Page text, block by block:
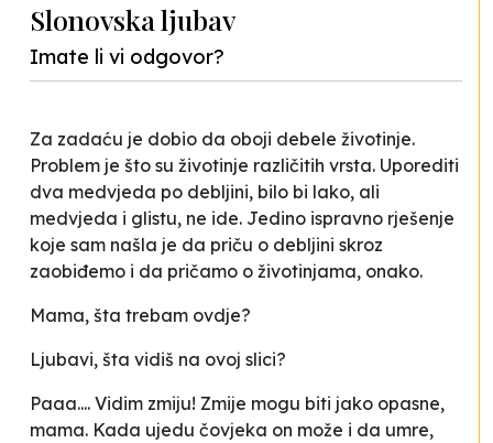
Slonovska ljubav
Imate li vi odgovor?
Za zadaću je dobio da oboji debele životinje.
Problem je što su životinje različitih vrsta. Uporediti
dva medvjeda po debljini, bilo bi lako, ali
medvjeda i glistu, ne ide. Jedino ispravno rješenje
koje sam našla je da priču o debljini skroz
zaobiđemo i da pričamo o životinjama, onako.
Mama, šta trebam ovdje?
Ljubavi, šta vidiš na ovoj slici?
Paaa.... Vidim zmiju! Zmije mogu biti jako opasne,
mama. Kada ujedu čovjeka on može i da umre,